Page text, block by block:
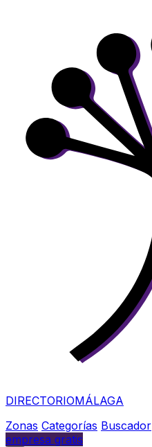
DIRECTORIOMÁLAGA
Zonas Categorías Buscador
empresa gratis